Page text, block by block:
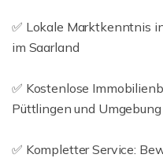
✅ Lokale Marktkenntnis
im Saarland
✅ Kostenlose
Püttlingen und Umgebung
✅ Kompletter Service: